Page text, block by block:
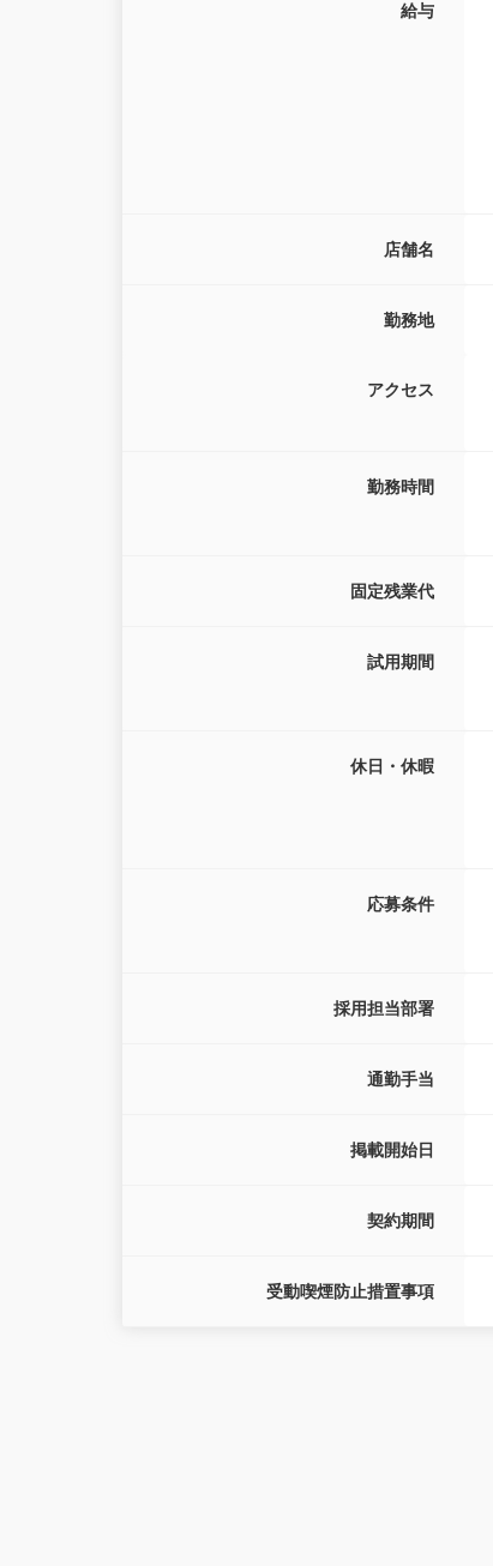
給与
店舗名
勤務地
アクセス
勤務時間
固定残業代
試用期間
休日・休暇
応募条件
採用担当部署
通勤手当
掲載開始日
契約期間
受動喫煙防止措置事項